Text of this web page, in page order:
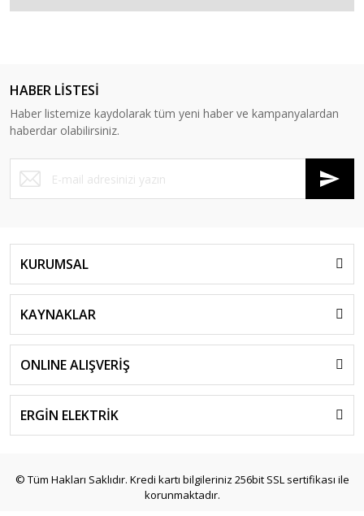
HABER LİSTESİ
Haber listemize kaydolarak tüm yeni haber ve kampanyalardan
haberdar olabilirsiniz.
KURUMSAL
KAYNAKLAR
ONLINE ALIŞVERİŞ
ERGİN ELEKTRİK
© Tüm Hakları Saklıdır. Kredi kartı bilgileriniz 256bit SSL sertifikası ile
korunmaktadır.